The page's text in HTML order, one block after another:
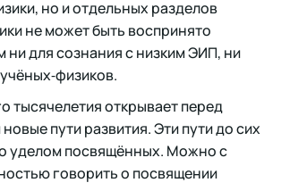
но и отдельных разделов
не может быть воспринято
для сознания с низким ЭИП, ни
тысячелетия открывает перед
пути развития. Эти пути до сих
уделом посвящённых. Можно с
говорить о посвящении